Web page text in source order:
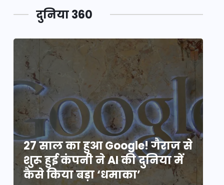
दुनिया 360
27 साल का हुआ Google! गैराज से
शुरू हुई कंपनी ने AI की दुनिया में
कैसे किया बड़ा ‘धमाका’